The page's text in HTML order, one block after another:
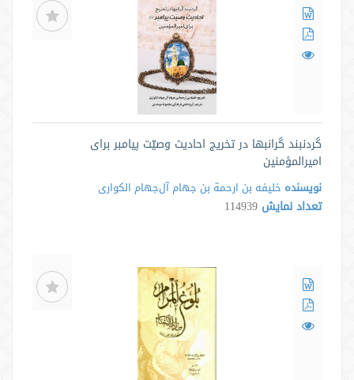
گردنبند گرانبها در تخریج احادیث وصیّت پیامبر برای
امیرالمؤمنین
نویسنده خلیفه بن ارحمة بن جهام آل‌جهام الکواری
تعداد نمایش 114939